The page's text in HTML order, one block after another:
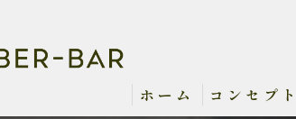
ホーム コンセプト